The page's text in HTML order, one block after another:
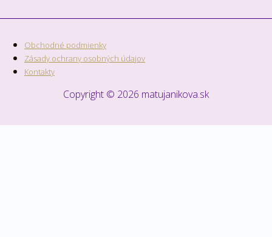
Obchodné podmienky
Zásady ochrany osobných údajov
Kontakty
Copyright © 2026 matujanikova.sk